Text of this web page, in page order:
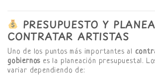
PRESUPUESTO Y
CONTRATAR ARTISTAS
Uno de los puntos más importantes al
gobiernos es la planeación presupuestal.
variar dependiendo de: